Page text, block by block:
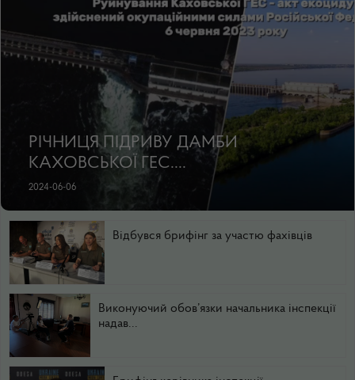
РІЧНИЦЯ ПІДРИВУ ДАМБИ
КАХОВСЬКОЇ ГЕС....
2024-06-06
Відбувся брифінг за участю фахівців
Виконуючий обов’язки начальника інспекції
надав...